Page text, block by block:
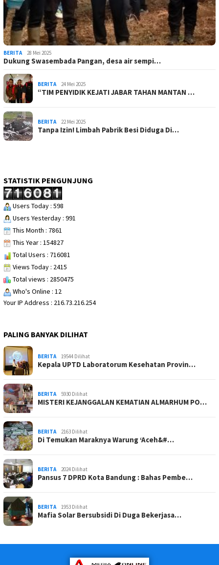
BERITA 28 Mei 2025
Dukung Swasembada Pangan, desa air sempi…
BERITA 24 Mei 2025
“TIM PENYIDIK KEJATI JABAR TAHAN MANTAN …
BERITA 22 Mei 2025
Tanpa Izin! Limbah Pabrik Besi Diduga Di…
STATISTIK PENGUNJUNG
Users Today : 598
Users Yesterday : 991
This Month : 7861
This Year : 154827
Total Users : 716081
Views Today : 2415
Total views : 2850475
Who's Online : 12
Your IP Address : 216.73.216.254
PALING BANYAK DILIHAT
BERITA 19544 Dilihat
Kepala UPTD Laboratorum Kesehatan Provin…
BERITA 5930 Dilihat
MISTERI KEJANGGALAN KEMATIAN ALMARHUM PO…
BERITA 2163 Dilihat
Di Temukan Maraknya Warung ‘Aceh&#…
BERITA 2024 Dilihat
Pansus 7 DPRD Kota Bandung : Bahas Pembe…
BERITA 1953 Dilihat
Mafia Solar Bersubsidi Di Duga Bekerjasa…